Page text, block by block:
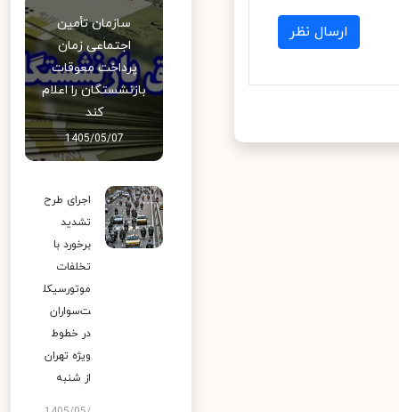
ارسال نظر
سازمان تأمین
اجتماعی زمان
پرداخت معوقات
بازنشستگان را اعلام
کند
1405/05/07
اجرای طرح
تشدید
برخورد با
تخلفات
موتورسیکل
ت‌سواران
در خطوط
ویژه تهران
از شنبه